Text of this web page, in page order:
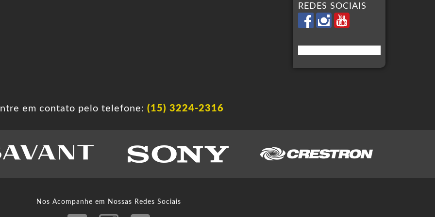
REDES SOCIAIS
em contato pelo telefone: (15) 3224-2316
Nos Acompanhe em Nossas Redes Sociais